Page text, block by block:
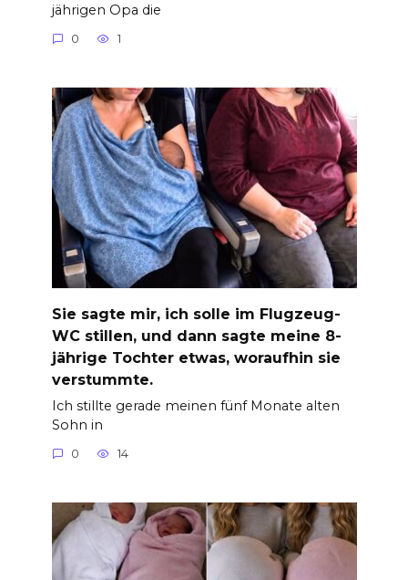
jährigen Opa die
0 1
Sie sagte mir, ich solle im Flugzeug-
WC stillen, und dann sagte meine 8-
jährige Tochter etwas, woraufhin sie
verstummte.
Ich stillte gerade meinen fünf Monate alten
Sohn in
0 14